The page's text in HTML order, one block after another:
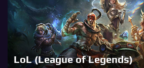
LoL (League of Legends)